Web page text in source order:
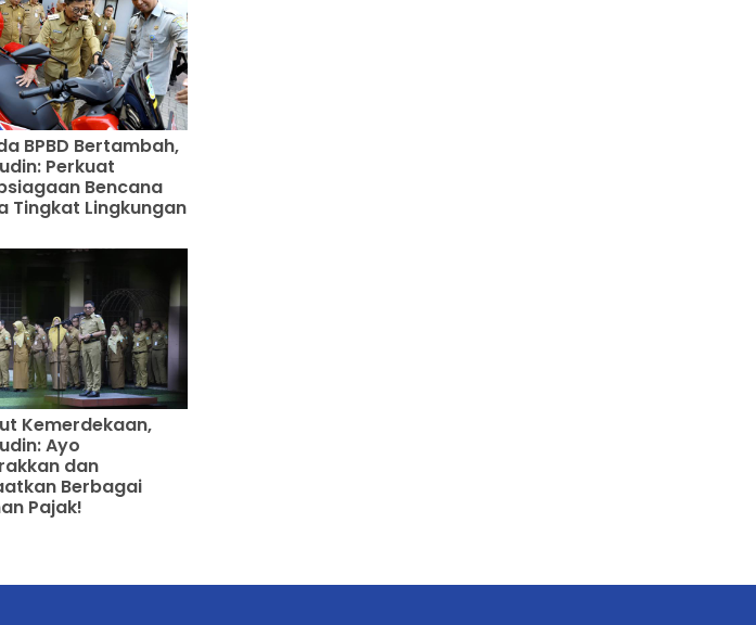
BPBD Bertambah,
Perkuat
Bencana
Tingkat Lingkungan
Kemerdekaan,
Ayo
dan
Berbagai
Pajak!